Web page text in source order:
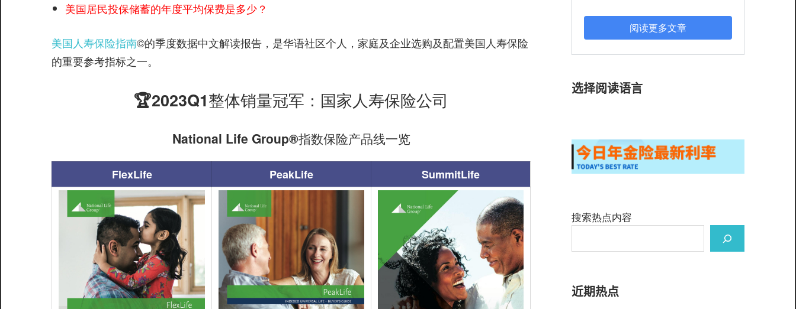
美国居民投保储蓄的年度平均保费是多少？
美国人寿保险指南©️的季度数据中文解读报告，是华语社区个人，家庭及企业选购及配置美国人寿保险
的重要参考指标之一。
🏆2023Q1整体销量冠军：国家人寿保险公司
National Life Group®️指数保险产品线一览
FlexLife PeakLife SummitLife
阅读更多文章
选择阅读语言
搜索热点内容
近期热点